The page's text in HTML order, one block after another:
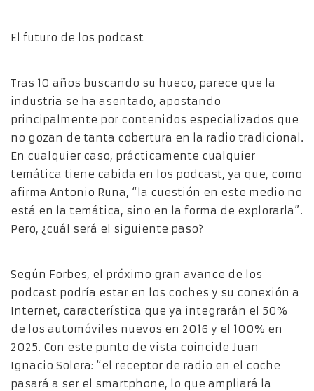
El futuro de los podcast
Tras 10 años buscando su hueco, parece que la
industria se ha asentado, apostando
principalmente por contenidos especializados que
no gozan de tanta cobertura en la radio tradicional.
En cualquier caso, prácticamente cualquier
temática tiene cabida en los podcast, ya que, como
afirma Antonio Runa, “la cuestión en este medio no
está en la temática, sino en la forma de explorarla”.
Pero, ¿cuál será el siguiente paso?
Según Forbes, el próximo gran avance de los
podcast podría estar en los coches y su conexión a
Internet, característica que ya integrarán el 50%
de los automóviles nuevos en 2016 y el 100% en
2025. Con este punto de vista coincide Juan
Ignacio Solera: “el receptor de radio en el coche
pasará a ser el smartphone, lo que ampliará la